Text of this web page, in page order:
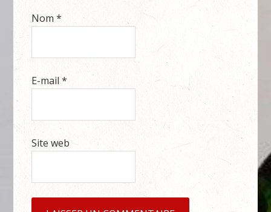
Nom*
E-mail*
Site web